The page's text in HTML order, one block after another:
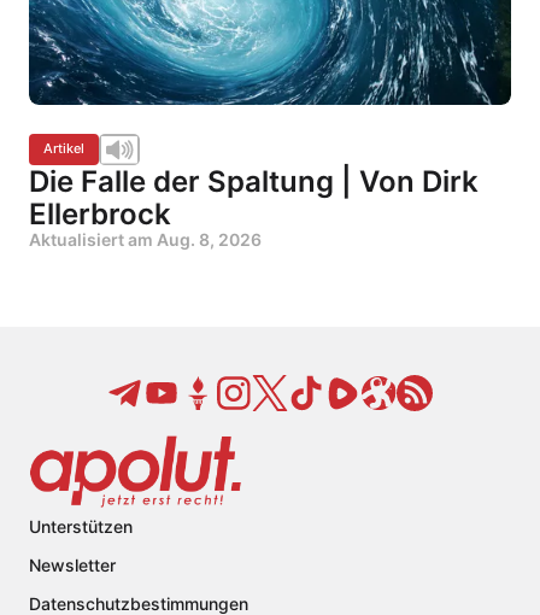
Artikel
Die Falle der Spaltung | Von Dirk
Ellerbrock
Aktualisiert am Aug. 8, 2026
Unterstützen
Newsletter
Datenschutzbestimmungen